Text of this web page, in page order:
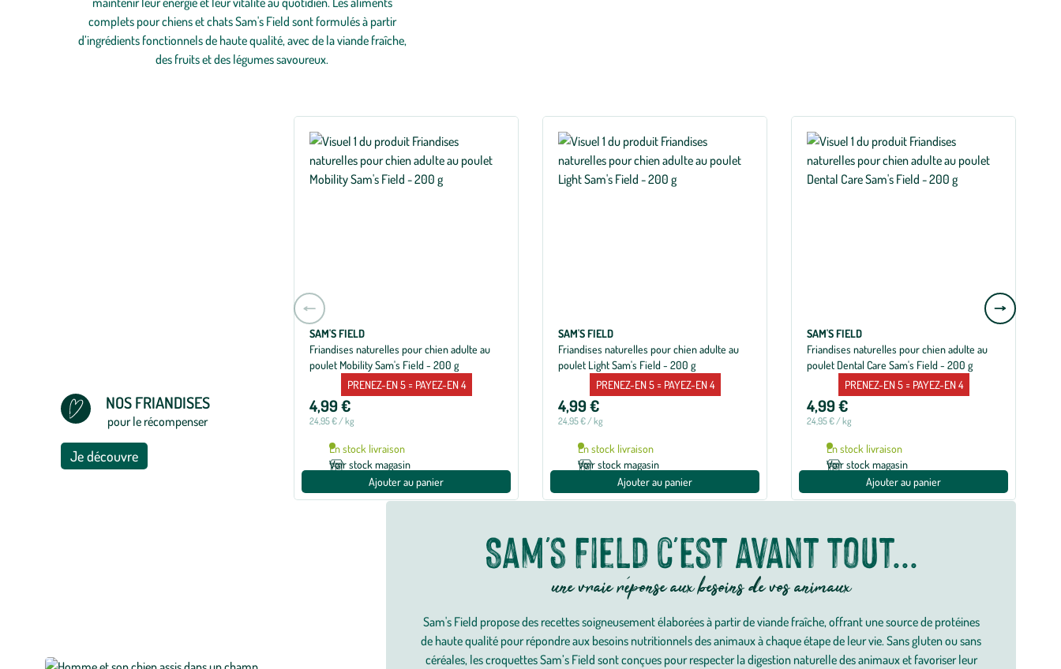
complets pour chiens et chats Sam's Field sont formulés à partir
d’ingrédients fonctionnels de haute qualité, avec de la viande fraîche,
des fruits et des légumes savoureux.
NOS FRIANDISES
pour le récompenser
Je découvre
SAM'S FIELD
Friandises naturelles pour chien adulte au
poulet Mobility Sam's Field - 200 g
PRENEZ-EN 5 = PAYEZ-EN 4
4,99 €
24,95 € / kg
En stock livraison
Voir stock magasin
Ajouter au panier
SAM'S FIELD
Friandises naturelles pour chien adulte au
poulet Light Sam's Field - 200 g
PRENEZ-EN 5 = PAYEZ-EN 4
4,99 €
24,95 € / kg
En stock livraison
Voir stock magasin
Ajouter au panier
SAM'S FIELD
Friandises naturelles pour chien adulte au
poulet Dental Care Sam's Field - 200 g
PRENEZ-EN 5 = PAYEZ-EN 4
4,99 €
24,95 € / kg
En stock livraison
Voir stock magasin
Ajouter au panier
Aller
à
slide
précédente
Aller
à
Sam's Field c'est avant tout...
une vraie réponse aux besoins de vos animaux
Sam's Field propose des recettes soigneusement élaborées à partir de viande fraîche, offrant une source de protéines
de haute qualité pour répondre aux besoins nutritionnels des animaux à chaque étape de leur vie. Sans gluten ou sans
céréales, les croquettes Sam’s Field sont conçues pour respecter la digestion naturelle des animaux et favoriser leur